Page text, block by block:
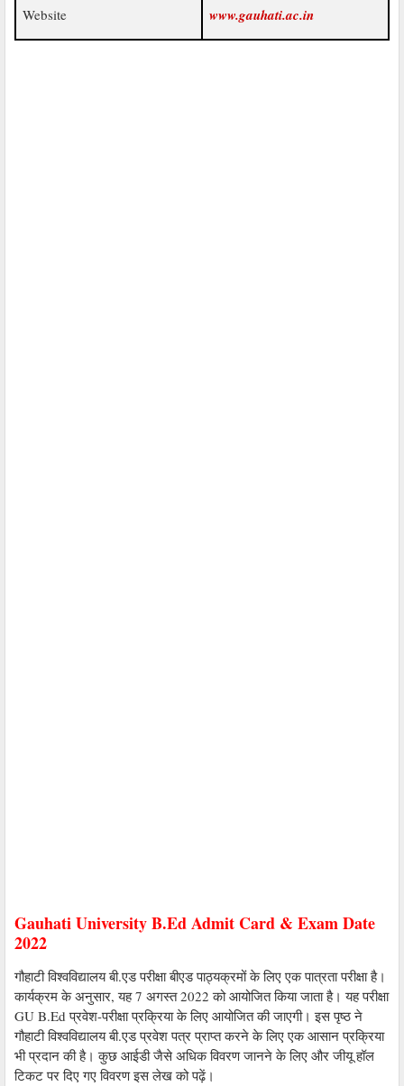
Website www.gauhati.ac.in
Gauhati University B.Ed Admit Card & Exam Date
2022
गौहाटी विश्वविद्यालय बी.एड परीक्षा बीएड पाठ्यक्रमों के लिए एक पात्रता परीक्षा है।
कार्यक्रम के अनुसार, यह 7 अगस्त 2022 को आयोजित किया जाता है। यह परीक्षा
GU B.Ed प्रवेश-परीक्षा प्रक्रिया के लिए आयोजित की जाएगी। इस पृष्ठ ने
गौहाटी विश्वविद्यालय बी.एड प्रवेश पत्र प्राप्त करने के लिए एक आसान प्रक्रिया
भी प्रदान की है। कुछ आईडी जैसे अधिक विवरण जानने के लिए और जीयू हॉल
टिकट पर दिए गए विवरण इस लेख को पढ़ें।